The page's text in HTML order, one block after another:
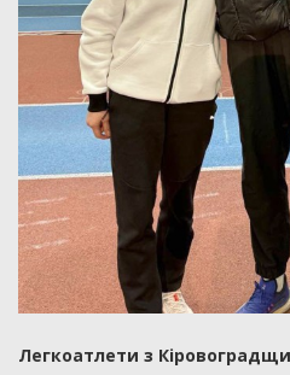
Легкоатлети з